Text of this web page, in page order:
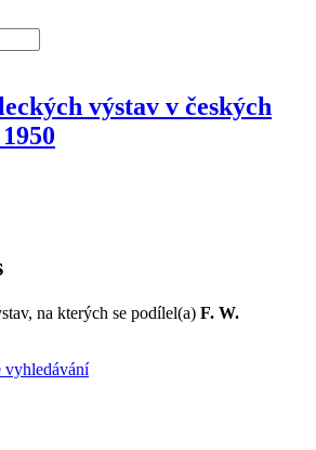
výstav v českých
na kterých se podílel(a) F. W.
vyhledávání